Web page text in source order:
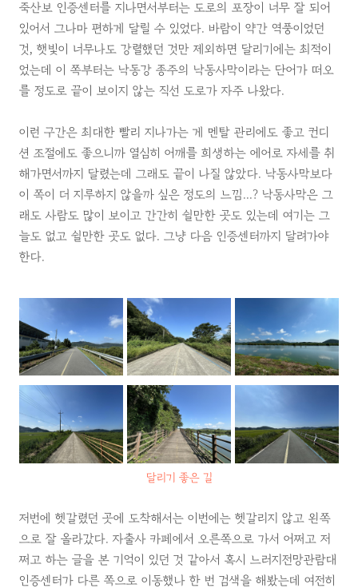
죽산보 인증센터를 지나면서부터는 도로의 포장이 너무 잘 되어
있어서 그나마 편하게 달릴 수 있었다. 바람이 약간 역풍이었던
것, 햇빛이 너무나도 강렬했던 것만 제외하면 달리기에는 최적이
었는데 이 쪽부터는 낙동강 종주의 낙동사막이라는 단어가 떠오
를 정도로 끝이 보이지 않는 직선 도로가 자주 나왔다.
이런 구간은 최대한 빨리 지나가는 게 멘탈 관리에도 좋고 컨디
션 조절에도 좋으니까 열심히 어깨를 희생하는 에어로 자세를 취
해가면서까지 달렸는데 그래도 끝이 나질 않았다. 낙동사막보다
이 쪽이 더 지루하지 않을까 싶은 정도의 느낌...? 낙동사막은 그
래도 사람도 많이 보이고 간간히 쉴만한 곳도 있는데 여기는 그
늘도 없고 쉴만한 곳도 없다. 그냥 다음 인증센터까지 달려가야
한다.
달리기 좋은 길
저번에 헷갈렸던 곳에 도착해서는 이번에는 헷갈리지 않고 왼쪽
으로 잘 올라갔다. 자출사 카페에서 오른쪽으로 가서 어쩌고 저
쩌고 하는 글을 본 기억이 있던 것 같아서 혹시 느러지전망관람대
인증센터가 다른 쪽으로 이동했나 한 번 검색을 해봤는데 여전히